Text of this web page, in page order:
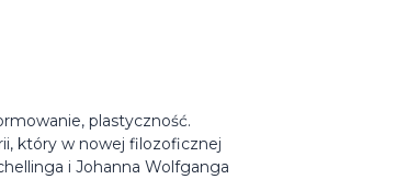
plastyczność.
który w nowej filozoficznej
i Johanna Wolfganga